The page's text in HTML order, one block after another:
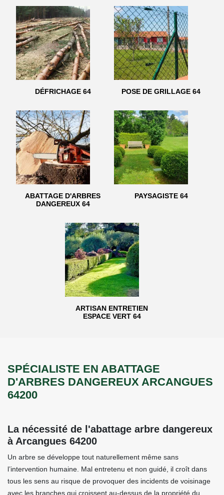
DÉFRICHAGE 64 POSE DE GRILLAGE 64
ABATTAGE D'ARBRES
DANGEREUX 64
PAYSAGISTE 64
ARTISAN ENTRETIEN
ESPACE VERT 64
SPÉCIALISTE EN ABATTAGE
D'ARBRES DANGEREUX ARCANGUES
64200
La nécessité de l'abattage arbre dangereux
à Arcangues 64200
Un arbre se développe tout naturellement même sans
l’intervention humaine. Mal entretenu et non guidé, il croît dans
tous les sens au risque de provoquer des incidents de voisinage
avec les branches qui croissent au-dessus de la propriété du